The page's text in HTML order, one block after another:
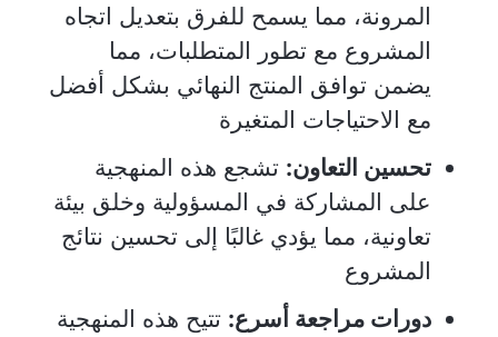
المرونة، مما يسمح للفرق بتعديل اتجاه
المشروع مع تطور المتطلبات، مما
يضمن توافق المنتج النهائي بشكل أفضل
مع الاحتياجات المتغيرة
تحسين التعاون: تشجع هذه المنهجية
على المشاركة في المسؤولية وخلق بيئة
تعاونية، مما يؤدي غالبًا إلى تحسين نتائج
المشروع
دورات مراجعة أسرع: تتيح هذه المنهجية